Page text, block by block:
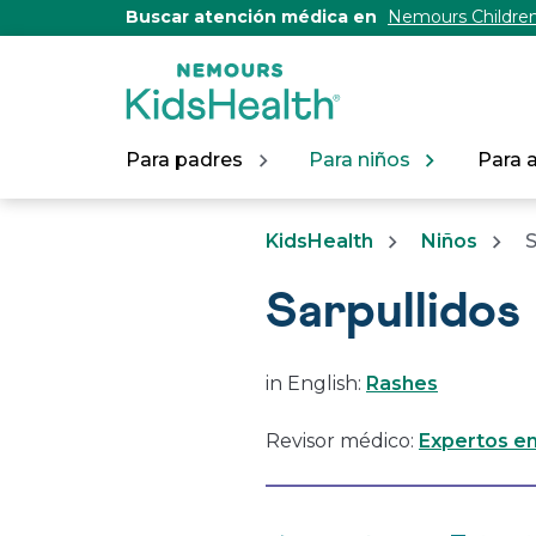
Buscar atención médica en Nemours
Para padres Para niños Para
KidsHealth Niños
Sarpullidos
in English: Rashes
Revisor médico: Expertos